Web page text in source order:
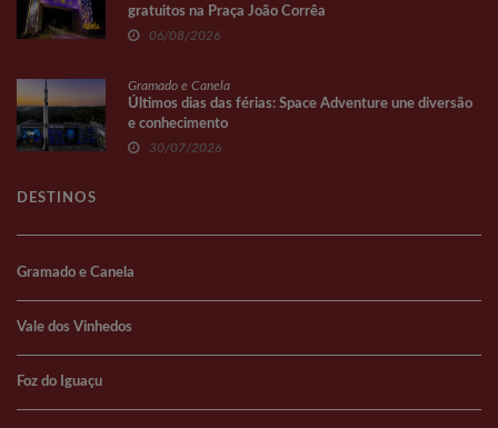
gratuitos na Praça João Corrêa
06/08/2026
Gramado e Canela
Últimos dias das férias: Space Adventure une diversão
e conhecimento
30/07/2026
DESTINOS
Gramado e Canela
Vale dos Vinhedos
Foz do Iguaçu